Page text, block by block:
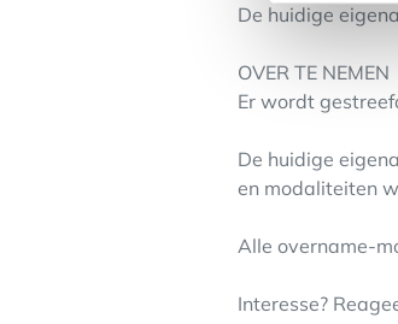
De huidige
OVER TE NEMEN
Er wordt
De huidige
en modaliteiten
Alle overname-
Interesse?